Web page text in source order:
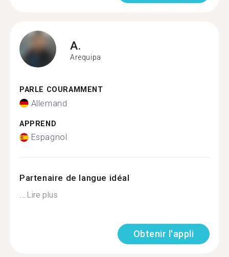
A.
Arequipa
PARLE COURAMMENT
Allemand
APPREND
Espagnol
Partenaire de langue idéal
...Lire plus
Obtenir l'appli